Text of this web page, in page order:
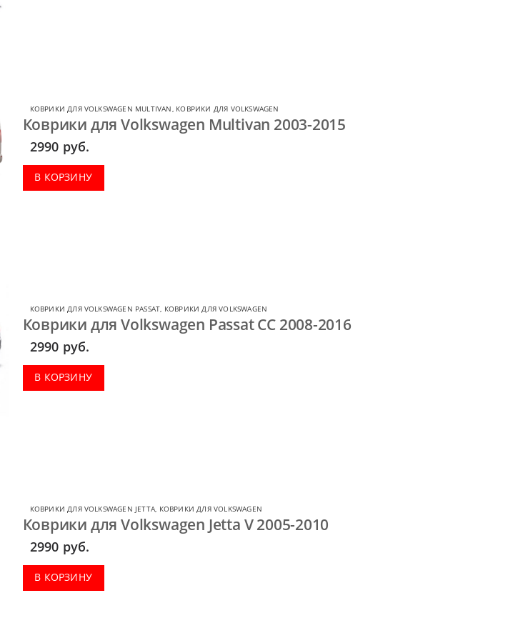
КОВРИКИ ДЛЯ VOLKSWAGEN MULTIVAN, КОВРИКИ ДЛЯ VOLKSWAGEN
Коврики для Volkswagen Multivan 2003-2015
2990 руб.
В КОРЗИНУ
КОВРИКИ ДЛЯ VOLKSWAGEN PASSAT, КОВРИКИ ДЛЯ VOLKSWAGEN
Коврики для Volkswagen Passat CC 2008-2016
2990 руб.
В КОРЗИНУ
КОВРИКИ ДЛЯ VOLKSWAGEN JETTA, КОВРИКИ ДЛЯ VOLKSWAGEN
Коврики для Volkswagen Jetta V 2005-2010
2990 руб.
В КОРЗИНУ